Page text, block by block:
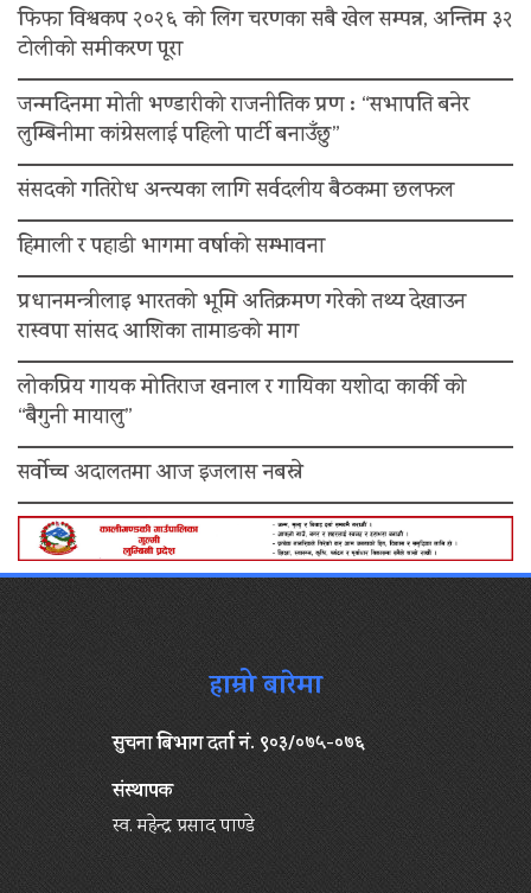
फिफा विश्वकप २०२६ को लिग चरणका सबै खेल सम्पन्न, अन्तिम ३२
टोलीको समीकरण पूरा
जन्मदिनमा मोती भण्डारीको राजनीतिक प्रण : “सभापति बनेर
लुम्बिनीमा कांग्रेसलाई पहिलो पार्टी बनाउँछु”
संसदको गतिरोध अन्त्यका लागि सर्वदलीय बैठकमा छलफल
हिमाली र पहाडी भागमा वर्षाको सम्भावना
प्रधानमन्त्रीलाइ भारतको भूमि अतिक्रमण गरेको तथ्य देखाउन
रास्वपा सांसद आशिका तामाङको माग
लोकप्रिय गायक मोतिराज खनाल र गायिका यशोदा कार्की को
“बैगुनी मायालु”
सर्वोच्च अदालतमा आज इजलास नबस्ने
हाम्रो बारेमा
सुचना बिभाग दर्ता नं. ९०३/०७५-०७६
संस्थापक
स्व. महेन्द्र प्रसाद पाण्डे